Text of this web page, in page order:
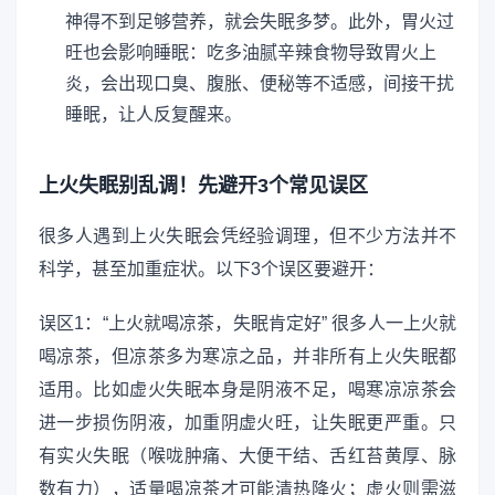
神得不到足够营养，就会失眠多梦。此外，胃火过
旺也会影响睡眠：吃多油腻辛辣食物导致胃火上
炎，会出现口臭、腹胀、便秘等不适感，间接干扰
睡眠，让人反复醒来。
上火失眠别乱调！先避开3个常见误区
很多人遇到上火失眠会凭经验调理，但不少方法并不
科学，甚至加重症状。以下3个误区要避开：
误区1：“上火就喝凉茶，失眠肯定好” 很多人一上火就
喝凉茶，但凉茶多为寒凉之品，并非所有上火失眠都
适用。比如虚火失眠本身是阴液不足，喝寒凉凉茶会
进一步损伤阴液，加重阴虚火旺，让失眠更严重。只
有实火失眠（喉咙肿痛、大便干结、舌红苔黄厚、脉
数有力），适量喝凉茶才可能清热降火；虚火则需滋